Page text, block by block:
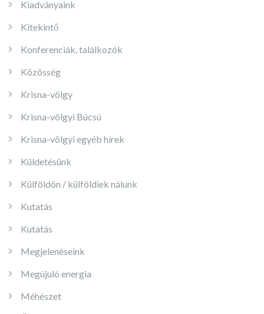
Kiadványaink
Kitekintő
Konferenciák, találkozók
Közösség
Krisna-völgy
Krisna-völgyi Búcsú
Krisna-völgyi egyéb hírek
Küldetésünk
Külföldön / külföldiek nálunk
Kutatás
Kutatás
Megjelenéseink
Megújuló energia
Méhészet